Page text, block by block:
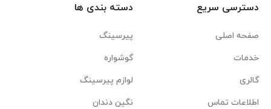
دسترسی سریع
صفحه اصلی
خدمات
گالری
اطلاعات تماس
دسته بندی ها
پیرسینگ
گوشواره
لوازم پیرسینگ
نگین دندان